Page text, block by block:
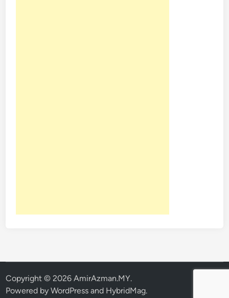
Copyright © 2026AmirAzman.MY.
Powered byWordPress and HybridMag.